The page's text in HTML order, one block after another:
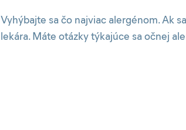
Vyhýbajte sa čo najviac alergénom. Ak
lekára. Máte otázky týkajúce sa očnej